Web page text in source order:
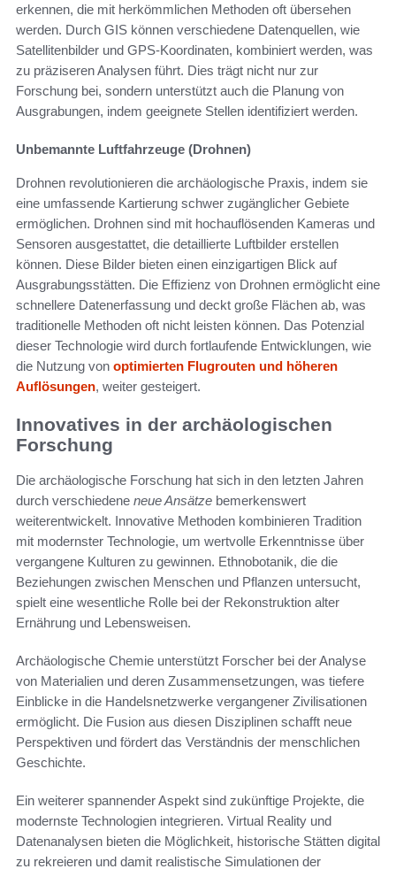
erkennen, die mit herkömmlichen Methoden oft übersehen
werden. Durch GIS können verschiedene Datenquellen, wie
Satellitenbilder und GPS-Koordinaten, kombiniert werden, was
zu präziseren Analysen führt. Dies trägt nicht nur zur
Forschung bei, sondern unterstützt auch die Planung von
Ausgrabungen, indem geeignete Stellen identifiziert werden.
Unbemannte Luftfahrzeuge (Drohnen)
Drohnen revolutionieren die archäologische Praxis, indem sie
eine umfassende Kartierung schwer zugänglicher Gebiete
ermöglichen. Drohnen sind mit hochauflösenden Kameras und
Sensoren ausgestattet, die detaillierte Luftbilder erstellen
können. Diese Bilder bieten einen einzigartigen Blick auf
Ausgrabungsstätten. Die Effizienz von Drohnen ermöglicht eine
schnellere Datenerfassung und deckt große Flächen ab, was
traditionelle Methoden oft nicht leisten können. Das Potenzial
dieser Technologie wird durch fortlaufende Entwicklungen, wie
die Nutzung von optimierten Flugrouten und höheren
Auflösungen, weiter gesteigert.
Innovatives in der archäologischen
Forschung
Die archäologische Forschung hat sich in den letzten Jahren
durch verschiedene neue Ansätze bemerkenswert
weiterentwickelt. Innovative Methoden kombinieren Tradition
mit modernster Technologie, um wertvolle Erkenntnisse über
vergangene Kulturen zu gewinnen. Ethnobotanik, die die
Beziehungen zwischen Menschen und Pflanzen untersucht,
spielt eine wesentliche Rolle bei der Rekonstruktion alter
Ernährung und Lebensweisen.
Archäologische Chemie unterstützt Forscher bei der Analyse
von Materialien und deren Zusammensetzungen, was tiefere
Einblicke in die Handelsnetzwerke vergangener Zivilisationen
ermöglicht. Die Fusion aus diesen Disziplinen schafft neue
Perspektiven und fördert das Verständnis der menschlichen
Geschichte.
Ein weiterer spannender Aspekt sind zukünftige Projekte, die
modernste Technologien integrieren. Virtual Reality und
Datenanalysen bieten die Möglichkeit, historische Stätten digital
zu rekreieren und damit realistische Simulationen der